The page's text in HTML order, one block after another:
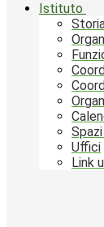
Istituto
Uffici
Link